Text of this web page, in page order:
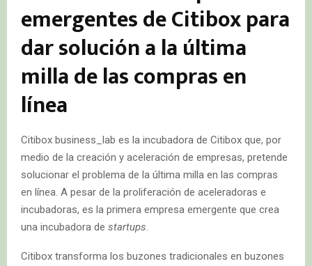
emergentes de Citibox para
dar solución a la última
milla de las compras en
línea
Citibox business_lab es la incubadora de Citibox que, por
medio de la creación y aceleración de empresas, pretende
solucionar el problema de la última milla en las compras
en línea. A pesar de la proliferación de aceleradoras e
incubadoras, es la primera empresa emergente que crea
una incubadora de startups.
Citibox transforma los buzones tradicionales en buzones